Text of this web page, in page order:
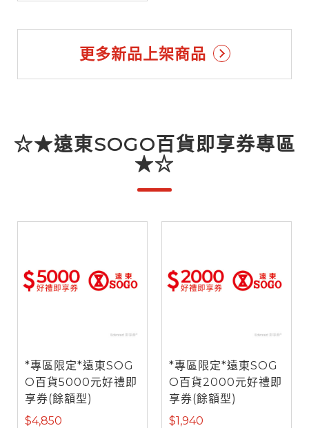
更多新品上架商品
☆★遠東SOGO百貨即享券專區
★☆
*專區限定*遠東SOG
O百貨5000元好禮即
享券(餘額型)
$4,850
*專區限定*遠東SOG
O百貨2000元好禮即
享券(餘額型)
$1,940